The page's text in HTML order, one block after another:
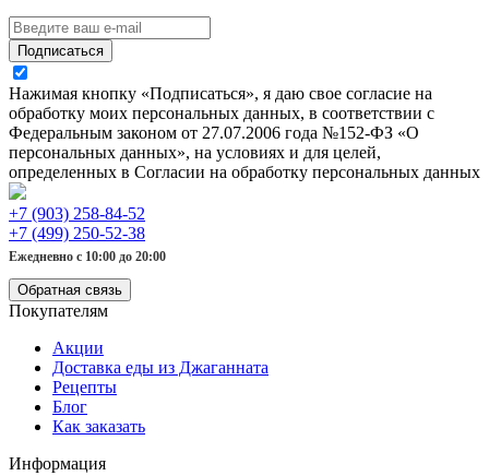
Подписаться
Нажимая кнопку «Подписаться», я даю свое согласие на
обработку моих персональных данных, в соответствии с
Федеральным законом от 27.07.2006 года №152-ФЗ «О
персональных данных», на условиях и для целей,
определенных в Согласии на обработку персональных данных
+7 (903) 258-84-52
+7 (499) 250-52-38
Ежедневно с 10:00 до 20:00
Обратная связь
Покупателям
Акции
Доставка еды из Джаганната
Рецепты
Блог
Как заказать
Информация